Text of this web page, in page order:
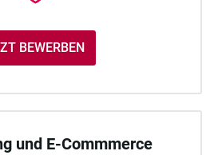
BEWERBEN
und E-Commmerce